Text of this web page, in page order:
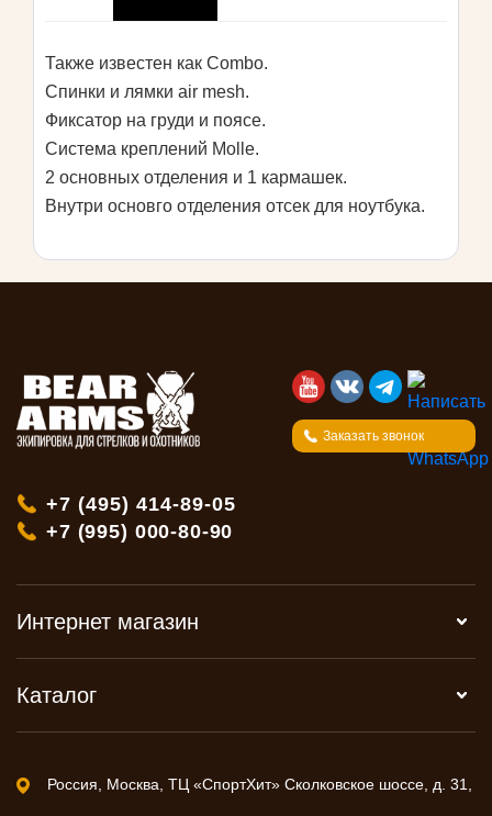
Также известен как Combo.
Спинки и лямки air mesh.
Фиксатор на груди и поясе.
Система креплений Molle.
2 основных отделения и 1 кармашек.
Внутри основго отделения отсек для ноутбука.
Заказать звонок
+7 (495) 414-89-05
+7 (995) 000-80-90
Интернет магазин
Каталог
Россия, Москва, ТЦ «СпортХит» Сколковское шоссе, д. 31,